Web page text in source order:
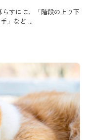
すには、「階段の上り下
」など ...